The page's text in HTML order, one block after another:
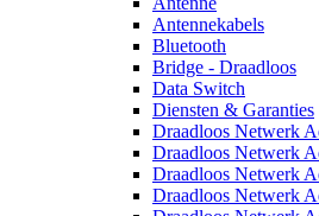
Antennekabels
Bluetooth
Bridge - Draadloos
Data Switch
Diensten & Garanties
Draadloos Netwerk
Draadloos Netwerk
Draadloos Netwerk
Draadloos Netwerk